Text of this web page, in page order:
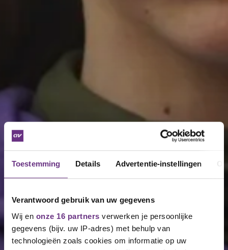
Toestemming Details Advertentie-instellingen
Verantwoord gebruik van uw gegevens
Wij en onze 16 partners verwerken je persoonlijke
gegevens (bijv. uw IP-adres) met behulp van
technologieën zoals cookies om informatie op uw